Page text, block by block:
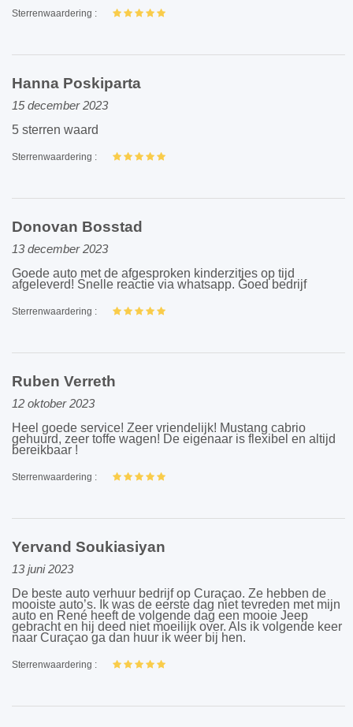
Sterrenwaardering :
Hanna Poskiparta
15 december 2023
5 sterren waard
Sterrenwaardering :
Donovan Bosstad
13 december 2023
Goede auto met de afgesproken kinderzitjes op tijd
afgeleverd! Snelle reactie via whatsapp. Goed bedrijf
Sterrenwaardering :
Ruben Verreth
12 oktober 2023
Heel goede service! Zeer vriendelijk! Mustang cabrio
gehuurd, zeer toffe wagen! De eigenaar is flexibel en altijd
bereikbaar !
Sterrenwaardering :
Yervand Soukiasiyan
13 juni 2023
De beste auto verhuur bedrijf op Curaçao. Ze hebben de
mooiste auto’s. Ik was de eerste dag niet tevreden met mijn
auto en René heeft de volgende dag een mooie Jeep
gebracht en hij deed niet moeilijk over. Als ik volgende keer
naar Curaçao ga dan huur ik weer bij hen.
Sterrenwaardering :